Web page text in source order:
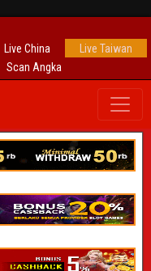
Live China
Live Taiwan
Scan Angka